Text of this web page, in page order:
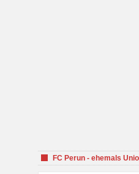
FC Perun - ehemals